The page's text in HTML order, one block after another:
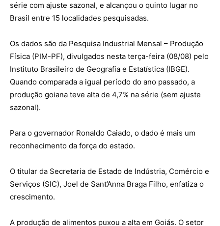
série com ajuste sazonal, e alcançou o quinto lugar no
Brasil entre 15 localidades pesquisadas.
Os dados são da Pesquisa Industrial Mensal – Produção
Física (PIM-PF), divulgados nesta terça-feira (08/08) pelo
Instituto Brasileiro de Geografia e Estatística (IBGE).
Quando comparada a igual período do ano passado, a
produção goiana teve alta de 4,7% na série (sem ajuste
sazonal).
Para o governador Ronaldo Caiado, o dado é mais um
reconhecimento da força do estado.
O titular da Secretaria de Estado de Indústria, Comércio e
Serviços (SIC), Joel de Sant’Anna Braga Filho, enfatiza o
crescimento.
A produção de alimentos puxou a alta em Goiás. O setor